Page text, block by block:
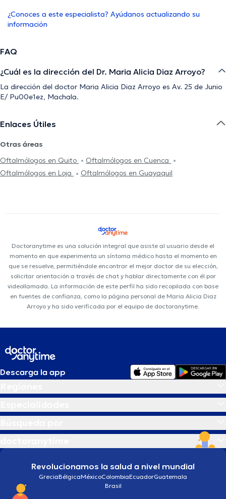
¿Conoces a este especialista? Ayúdanos actualizando su
información
FAQ
¿Cuál es la dirección del Dr. Maria Alicia Diaz Arroyo?
La dirección del doctor Maria Alicia Diaz Arroyo es Av. 25 de Junio
E/ Pu00e1ez, Machala.
Enlaces Útiles
Otras áreas
Oftalmólogos en Quito
Oftalmólogos en Cuenca
Oftalmólogos en Loja
Oftalmólogos en Guayaquil
Doctoranytime es una solución integral que asiste al usuario desde el
momento en que experimenta un síntoma médico hasta el momento en
que se resuelve, permitiéndole encontrar el mejor doctor de su elección,
solicitar orientación a través de chat y hablar directamente con él por
videollamada. La información de este perfil ha sido recopilada con base
en fuentes de confianza, como la página personal de Maria Alicia Diaz
Arroyo y ha sido verificada por el equipo de doctoranytime.
Descarga la app
Revolucionamos la salud a nivel mundial
GreciaBélgicaMéxicoColombiaEcuadorGuatemala
Brasil